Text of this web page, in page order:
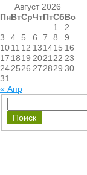
Август 2026
ПнВтСрЧтПтСбВс
1
2
3
4 5 6 7 8
9
1011 12 131415 16
17 1819 2021 22 23
242526 272829 30
31
« Апр